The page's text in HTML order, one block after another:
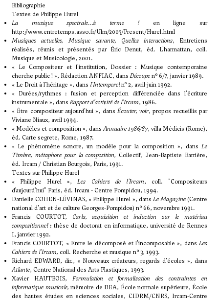
Bibliographie
Textes de Philippe Hurel
La musique spectrale…à terme !en ligne sur
http://www.entretemps.asso.fr/Ulm/2003/Present/Hurel.html
Musiques actuelles, Musique savante, Quelles interactions, Entretiens
réalisés, réunis et présentés par Éric Denut, éd. L'harmattan, coll.
Musique et Musicologie, 2001.
« Le Compositeur et l'institution, Dossier : Musique contemporaine
cherche public ! », Rédaction ANFIAC, dans Découpen° 6/7, janvier 1989.
« Le Droit à l'héritage », dans l'Intemporelnº 2, avril-juin 1992.
« Durées/rythmes : fusion et perception différenciée dans l'écriture
instrumentale », dans Rapport d'activité de l'Ircam, 1986.
« Être compositeur aujourd'hui », dans Écouter, voir, propos recueillis par
Viviane Niaux, avril 1994.
« Modèles et composition », dansAnnuaire 1986/87, villa Médicis (Rome),
éd. Carte segrete, Rome, 1987.
« Le phénomène sonore, un modèle pour la composition », dans Le
Timbre, métaphore pour la composition, Collectif, Jean-Baptiste Barrière,
éd. Ircam / Christian Bourgois, Paris, 1991.
Textes sur Philippe Hurel
« Philippe Hurel »,Les Cahiers de l’Ircam, coll. "Compositeurs
d’aujourd’hui" Paris, éd. Ircam - Centre Pompidou, 1994.
Danielle COHEN-LÉVINAS, « Philippe Hurel », dans Le Magazine(Centre
national d'art et de culture Georges-Pompidou) n° 66, novembre 1991.
Francis COURTOT, Carla, acquisition et induction sur le matériau
compositionnel: thèse de doctorat en informatique, université de Rennes
I, janvier 1992.
Francis COURTOT, « Entre le décomposé et l'incomposable », dans Les
Cahiers de l'Ircam, coll. Recherche et musique n° 3, 1993.
Richard EDWARD, dir., « Nouveaux créateurs, regards d'écoles », dans
Atlante, Centre National des Arts Plastiques, 1993.
Xavier HAUTBOIS, Formulation et formalisation des contraintes en
informatique musicale, mémoire de DEA, École normale supérieure, École
des hautes études en sciences sociales, CIDRM/CNRS, Ircam-Centre